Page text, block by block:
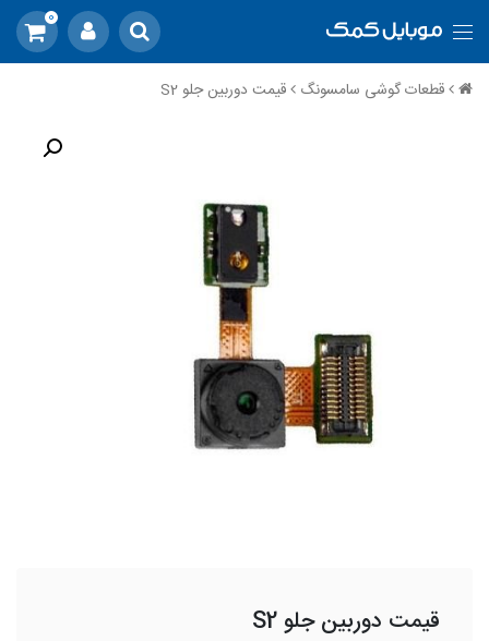
0
قطعات گوشی سامسونگ قیمت دوربین جلو S2
قیمت دوربین جلو S2